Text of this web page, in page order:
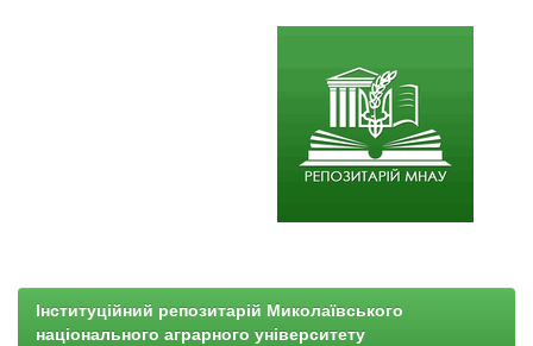
Інституційний репозитарій Миколаївського
національного аграрного університету